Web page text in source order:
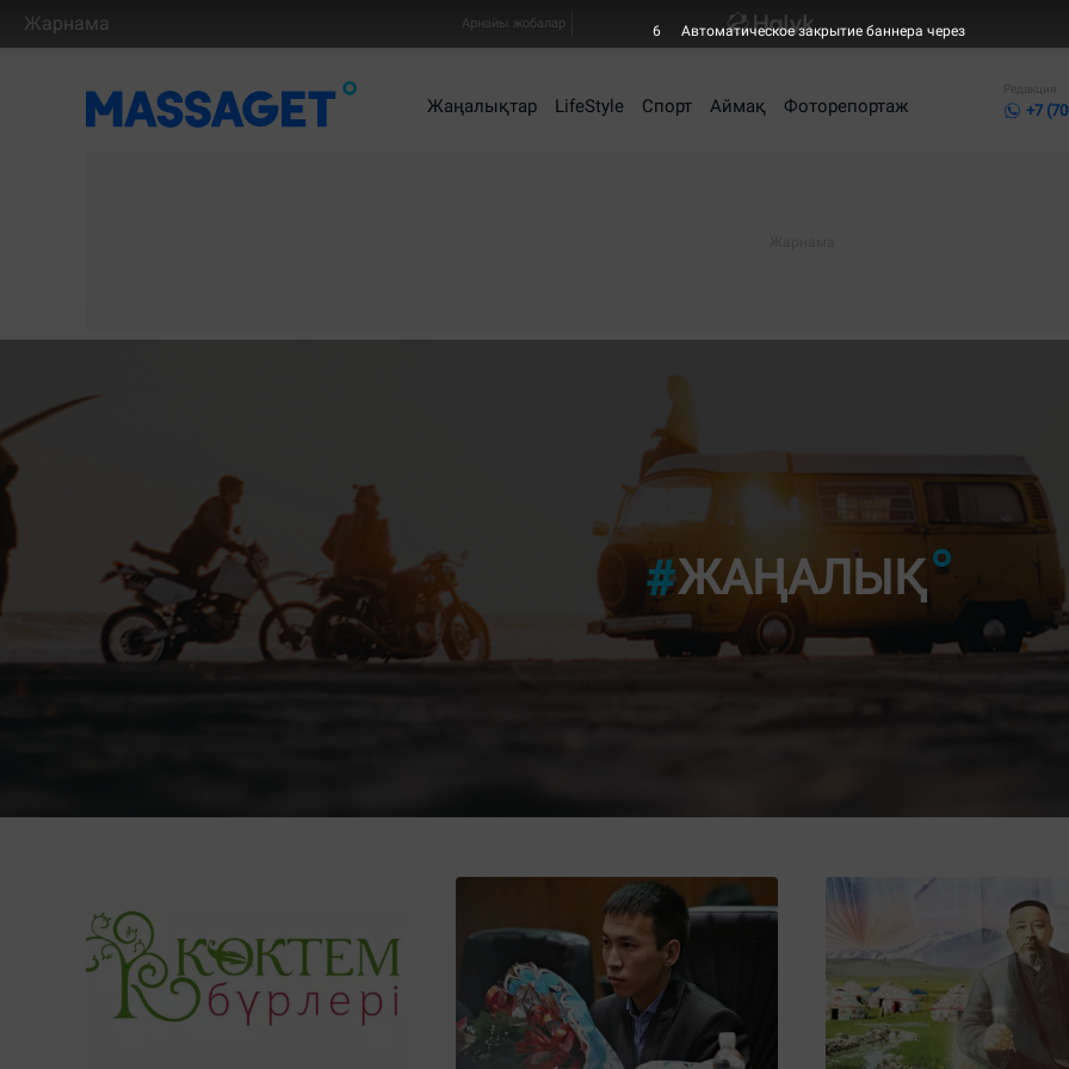
Жарнама Арнайы жобалар
Жаңалықтар LifeStyle Спорт Аймақ Фоторепортаж
Редакция
+7
ЖАҢАЛЫҚ"9-ШЫ
6 Автоматическое закрытие баннера через